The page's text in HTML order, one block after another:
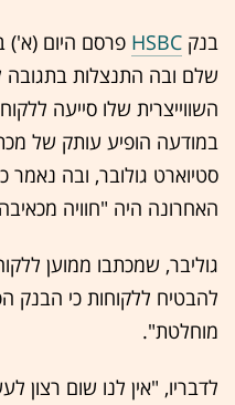
בנק HSBC פרסם היום (א')
שלם ובה התנצלות בתגובה
השווייצרית שלו סייעה
במודעה הופיע עותק של
סטיוארט גולובר, ובה נאמר
האחרונה היה "חוויה
גוליבר, שמכתבו ממוען
להבטיח ללקוחות כי הבנק
מוחלטת".
לדבריו, "אין לנו שום רצון